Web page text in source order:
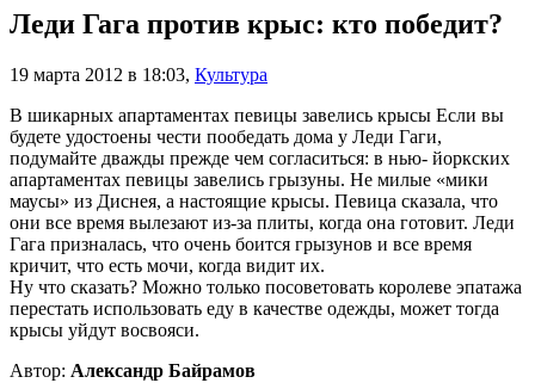
Леди Гага против крыс: кто победит?
19 марта 2012 в 18:03, Культура
В шикарных апартаментах певицы завелись крысы Если вы
будете удостоены чести пообедать дома у Леди Гаги,
подумайте дважды прежде чем согласиться: в нью- йоркских
апартаментах певицы завелись грызуны. Не милые «мики
маусы» из Диснея, а настоящие крысы. Певица сказала, что
они все время вылезают из-за плиты, когда она готовит. Леди
Гага призналась, что очень боится грызунов и все время
кричит, что есть мочи, когда видит их.
Ну что сказать? Можно только посоветовать королеве эпатажа
перестать использовать еду в качестве одежды, может тогда
крысы уйдут восвояси.
Автор: Александр Байрамов